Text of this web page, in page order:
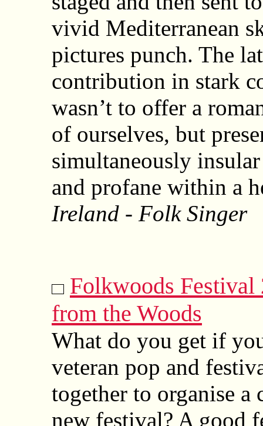
vivid Mediterranean
pictures punch. The
contribution in stark
wasn’t to offer a
of ourselves, but
simultaneously
and profane within a
Ireland - Folk Singer
Folkwoods Festival
from the Woods
What do you get if
veteran pop and
together to organise a
new festival? A good